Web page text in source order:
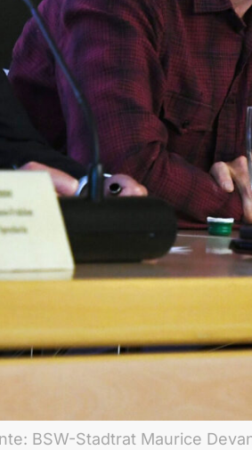
BSW-Stadtrat Maurice